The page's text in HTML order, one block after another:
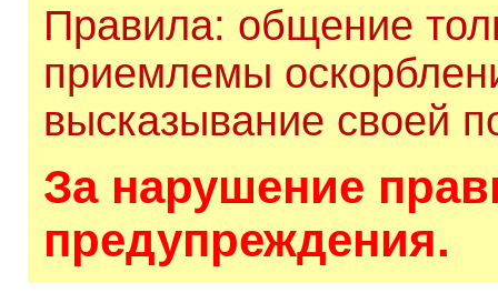
Правила: общение
приемлемы
высказывание своей
За нарушение
предупреждения.